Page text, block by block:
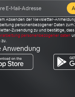
Absenden der Newsletter-
personenbezogener Daten zum
Zusendung zu und bestätige,
personenbezogener daten
zu.
Anwendung